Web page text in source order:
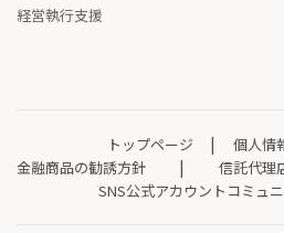
経営執行支援
トップページ
個人情
金融商品の勧誘方針
信託代理
SNS公式アカウントコミュ